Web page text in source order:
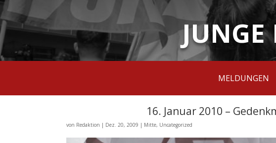
MELDUNGEN
16. Januar 2010 –
von Redaktion | Dez. 20, 2009 | Mitte, Uncategorized